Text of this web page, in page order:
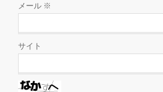
メール ※
サイト